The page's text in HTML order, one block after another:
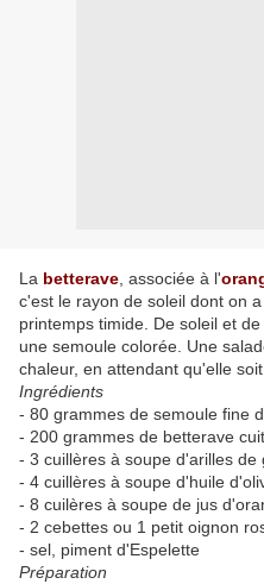
La betterave , associée à l'
c'est le rayon de soleil dont on
printemps timide. De soleil et
une semoule colorée. Une
chaleur, en attendant qu'elle soit
Ingrédients
- 80 grammes de semoule fine
- 200 grammes de betterave
- 3 cuillères à soupe d'arilles de
- 4 cuillères à soupe d'huile
- 8 cuilères à soupe de jus
- 2 cebettes ou 1 petit oignon
- sel, piment d'Espelette
Préparation